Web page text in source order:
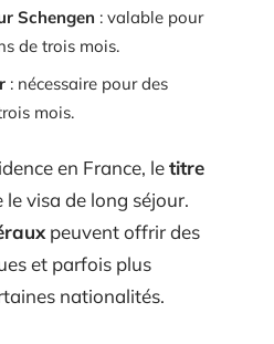
Schengen : valable pour
de trois mois.
: nécessaire pour des
mois.
en France, letitre
le visa de long séjour.
peuvent offrir des
et parfois plus
nationalités.